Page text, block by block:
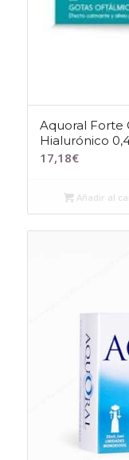
Aquoral Forte
Hialurónico
17,18€
Añadir al